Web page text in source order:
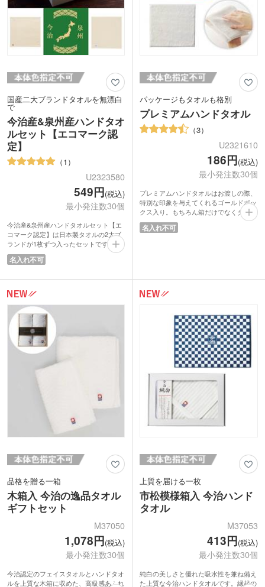
国産二大ブランドタオルを無漂白
で
今治産&泉州産ハンドタオ
ルセット【エコマーク認
定】
1
U2323580
549円(税込)
最小発注数30個
今治産&泉州産ハンドタオルセット【エ
コマーク認定】は日本製タオルの2大ブ
ランドが1枚ずつ入ったセットです。そ
のまま渡せるナチュラルなボックス入り
でご挨拶回りや贈答用にぴったり。どち
っておらず、エコマーク認定番号を取得
しています。タオルの表面に見られる黒
いツブツブが無漂白の証です。国産品な
ので地場産業に貢献でき、SDGsの理念
にも通じます。
毎日使えるハンドタオルは喜ばれること
間違いなし。国産でエコな商品は企業イ
メージを崩すことなくお渡しできます
名入れ不可
パッケージもタオルも格別
プレミアムハンドタオル
3
U2321610
186円(税込)
最小発注数30個
プレミアムハンドタオルはお渡しの際、
特別な印象を与えてくれるゴールドボッ
クス入り。もちろん箱だけでなくタオル
もプレミアム。吸水性に優れたふわっと
優しい極上の肌触りです。
名入れ不可
品格を贈る一箱
木箱入 今治の逸品タオル
ギフトセット
M37050
1,078円(税込)
最小発注数30個
今治認定のフェイスタオルとハンドタオ
ルを上質な木箱に収めた、高級感あふれ
上質を届ける一枚
市松模様箱入 今治ハンド
タオル
M37053
413円(税込)
最小発注数30個
純白の美しさと優れた吸水性を兼ね備え
た上質な今治ハンドタオルです。縁起の